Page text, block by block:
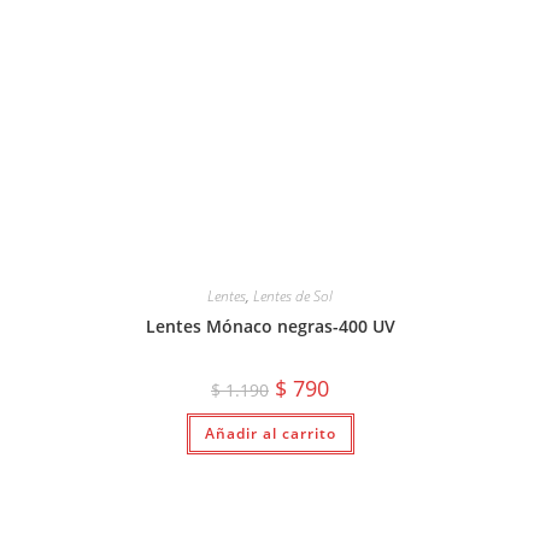
Lentes, Lentes de Sol
Lentes Mónaco negras-400 UV
$1.190 El
precio
original
era:
$ 1.190.
$ 790El
actual
es:
$ 790.
Añadir al carrito